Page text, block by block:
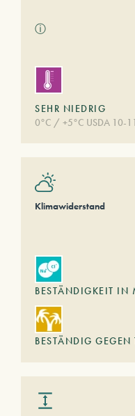
ⓘ
SEHR NIEDRIG
0°C / +5°C USDA 10-11
Klimawiderstand
BESTÄNDIGKEIT IN
BESTÄNDIG